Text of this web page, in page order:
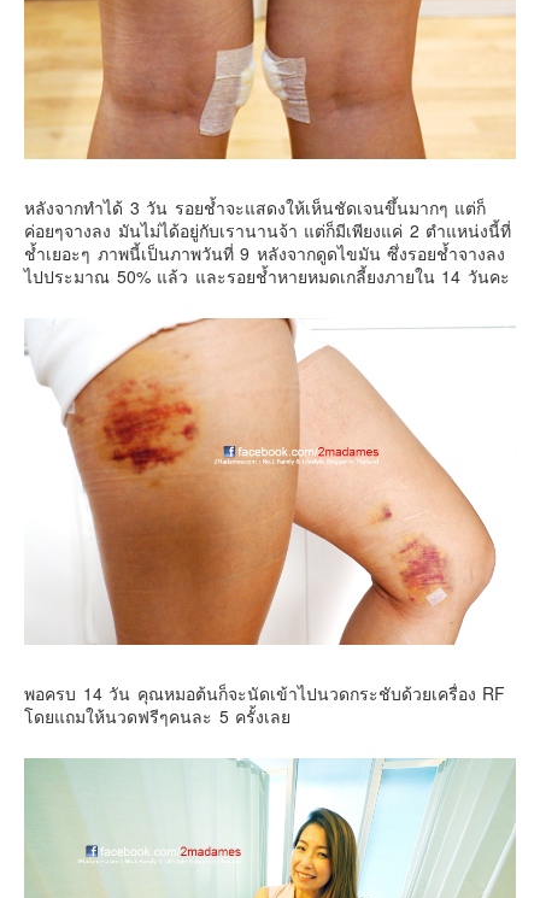
หลังจากทำได้ 3 วัน รอยช้ำจะแสดงให้เห็นชัดเจนขึ้นมากๆ แต่ก็
ค่อยๆจางลง มันไม่ได้อยู่กับเรานานจ้า แต่ก็มีเพียงแค่ 2 ตำแหน่งนี้ที่
ช้ำเยอะๆ ภาพนี้เป็นภาพวันที่ 9 หลังจากดูดไขมัน ซึ่งรอยช้ำจางลง
ไปประมาณ 50% แล้ว และรอยช้ำหายหมดเกลี้ยงภายใน 14 วันคะ
พอครบ 14 วัน คุณหมอต้นก็จะนัดเข้าไปนวดกระชับด้วยเครื่อง RF
โดยแถมให้นวดฟรีๆคนละ 5 ครั้งเลย